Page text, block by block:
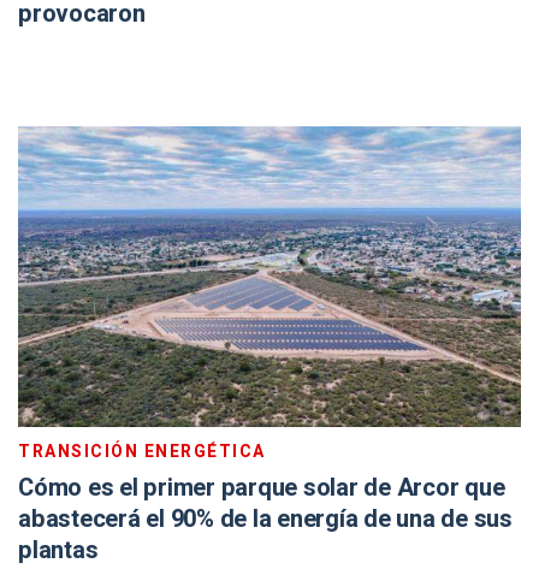
provocaron
TRANSICIÓN ENERGÉTICA
Cómo es el primer parque solar de Arcor que
abastecerá el 90% de la energía de una de sus
plantas